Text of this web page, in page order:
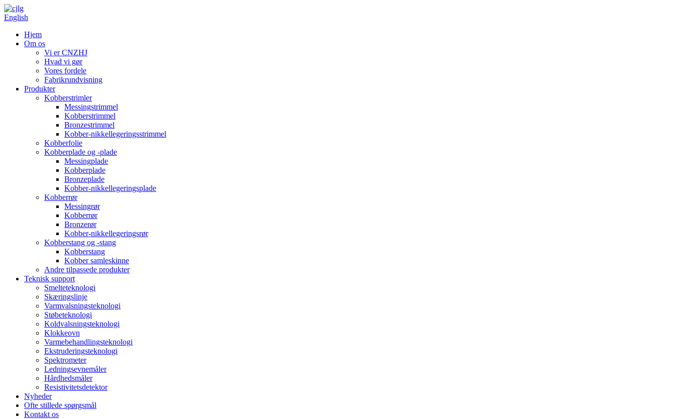
English
Hjem
Om os
Vi er CNZHJ
Hvad vi gør
Vores fordele
Fabrikrundvisning
Produkter
Kobberstrimler
Messingstrimmel
Kobberstrimmel
Bronzestrimmel
Kobber-nikkellegeringsstrimmel
Kobberfolie
Kobberplade og -plade
Messingplade
Kobberplade
Bronzeplade
Kobber-nikkellegeringsplade
Kobberrør
Messingrør
Kobberrør
Bronzerør
Kobber-nikkellegeringsrør
Kobberstang og -stang
Kobberstang
Kobber samleskinne
Andre tilpassede produkter
Teknisk support
Smelteteknologi
Skæringslinje
Varmvalsningsteknologi
Støbeteknologi
Koldvalsningsteknologi
Klokkeovn
Varmebehandlingsteknologi
Ekstruderingsteknologi
Spektrometer
Ledningsevnemåler
Hårdhedsmåler
Resistivitetsdetektor
Nyheder
Ofte stillede spørgsmål
Kontakt os